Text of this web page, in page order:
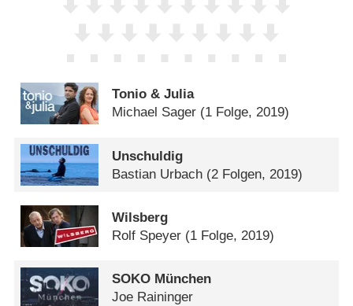
Tonio & Julia
Michael Sager (1 Folge, 2019)
Unschuldig
Bastian Urbach (2 Folgen, 2019)
Wilsberg
Rolf Speyer (1 Folge, 2019)
SOKO München
Joe Raininger